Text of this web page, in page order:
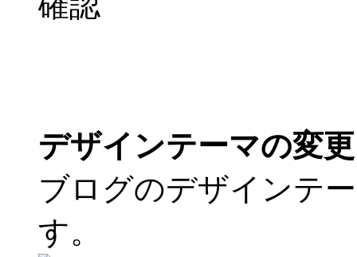
デザインテーマの変更
ブログのデザインテ
す。